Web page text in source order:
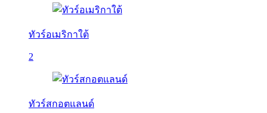
ทัวร์อเมริกาใต้
2
ทัวร์สกอตแลนด์